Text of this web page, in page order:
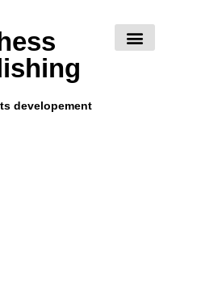
developement